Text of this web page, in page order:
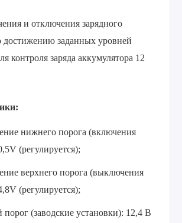
и отключения зарядного
достижению заданных уровней
контроля заряда аккумулятора 12
нижнего порога (включения
(регулируется);
верхнего порога (выключения
(регулируется);
(заводские установки): 12,4 В